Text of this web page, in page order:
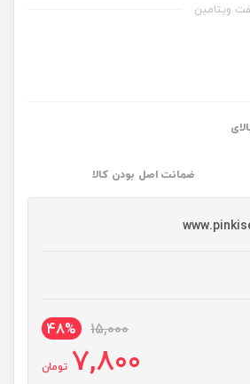
ویتامین
ضمانت اصل بودن کالا
15,000
48%
7,800 تومان